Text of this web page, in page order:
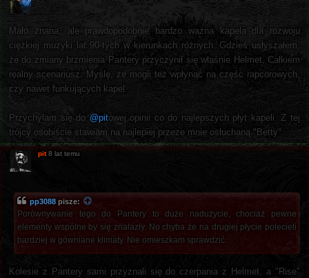
Mało znana, ale prawdopodobnie bardzo ważna kapela dla rozwoju
ciężkiej muzyki lat 90-tych w kierunkach różnych. Gdzieś usłyszałem,
że do zmiany brzmienia Pantery przyczynił się właśnie Helmet. Całkiem
realny scenariusz. Myślę, że mogli też wpłynąć na część rapcorowych,
czy nawet funkujących kapel.
Przychylam się do @pitowej opinii co do najlepszych płyt kapeli. Z tej
trójcy osobiście stawiam na najlepiej przeze mnie osłuchaną "Betty".
pit 8 lat temu
pp3088 pisze:
Porównywanie tego do Pantery to duże nadużycie, chociaż pewne
elementy wspólne by się znalazły. No chyba że na drugiej płycie polecieli
bardziej w gówniane klimaty. Nie omieszkam sprawdzić.
Kolesie z Pantery sami przyznali się do czerpania z Helmet, a "Rise"